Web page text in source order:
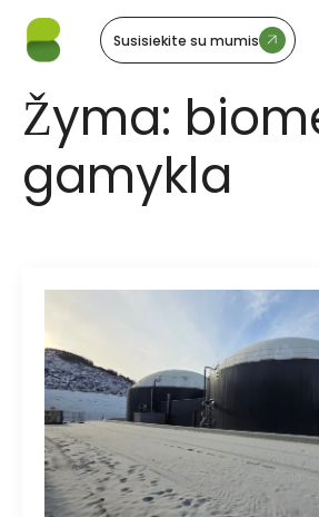
Susisiekite su mumis
Žyma:
gamykla